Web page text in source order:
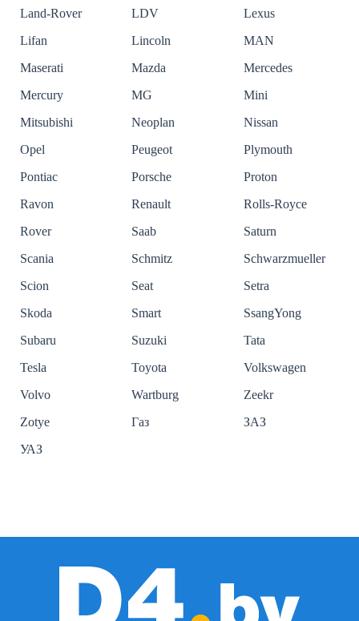
Land-Rover
LDV
Lexus
Lifan
Lincoln
MAN
Maserati
Mazda
Mercedes
Mercury
MG
Mini
Mitsubishi
Neoplan
Nissan
Opel
Peugeot
Plymouth
Pontiac
Porsche
Proton
Ravon
Renault
Rolls-Royce
Rover
Saab
Saturn
Scania
Schmitz
Schwarzmueller
Scion
Seat
Setra
Skoda
Smart
SsangYong
Subaru
Suzuki
Tata
Tesla
Toyota
Volkswagen
Volvo
Wartburg
Zeekr
Zotye
Газ
ЗАЗ
УАЗ